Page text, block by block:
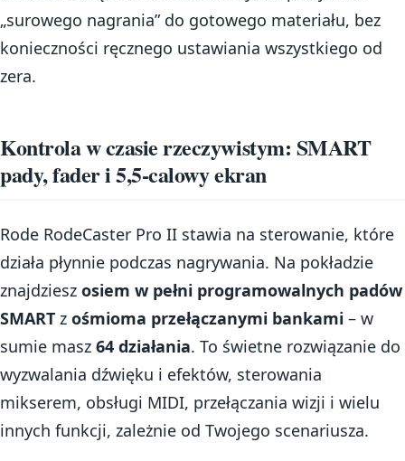
„surowego nagrania” do gotowego materiału, bez
konieczności ręcznego ustawiania wszystkiego od
zera.
Kontrola w czasie rzeczywistym: SMART
pady, fader i 5,5-calowy ekran
Rode RodeCaster Pro II stawia na sterowanie, które
działa płynnie podczas nagrywania. Na pokładzie
znajdziesz osiem w pełni programowalnych padów
SMART z ośmioma przełączanymi bankami – w
sumie masz 64 działania. To świetne rozwiązanie do
wyzwalania dźwięku i efektów, sterowania
mikserem, obsługi MIDI, przełączania wizji i wielu
innych funkcji, zależnie od Twojego scenariusza.